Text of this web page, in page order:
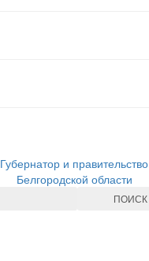
Губернатор и правительство
Белгородской области